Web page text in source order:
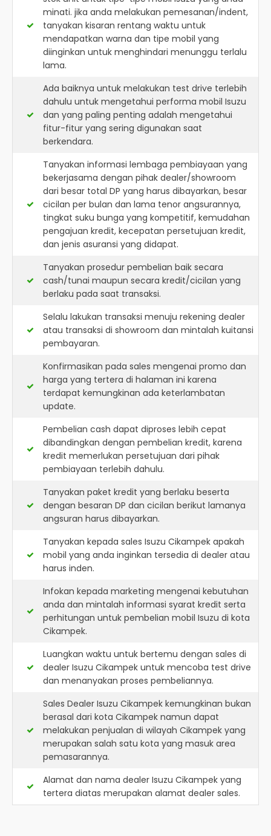
minati. jika anda melakukan pemesanan/indent,
tanyakan kisaran rentang waktu untuk
mendapatkan warna dan tipe mobil yang
diinginkan untuk menghindari menunggu terlalu
lama.
Ada baiknya untuk melakukan test drive terlebih
dahulu untuk mengetahui performa mobil Isuzu
dan yang paling penting adalah mengetahui
fitur-fitur yang sering digunakan saat
berkendara.
Tanyakan informasi lembaga pembiayaan yang
bekerjasama dengan pihak dealer/showroom
dari besar total DP yang harus dibayarkan, besar
cicilan per bulan dan lama tenor angsurannya,
tingkat suku bunga yang kompetitif, kemudahan
pengajuan kredit, kecepatan persetujuan kredit,
dan jenis asuransi yang didapat.
Tanyakan prosedur pembelian baik secara
cash/tunai maupun secara kredit/cicilan yang
berlaku pada saat transaksi.
Selalu lakukan transaksi menuju rekening dealer
atau transaksi di showroom dan mintalah kuitansi
pembayaran.
Konfirmasikan pada sales mengenai promo dan
harga yang tertera di halaman ini karena
terdapat kemungkinan ada keterlambatan
update.
Pembelian cash dapat diproses lebih cepat
dibandingkan dengan pembelian kredit, karena
kredit memerlukan persetujuan dari pihak
pembiayaan terlebih dahulu.
Tanyakan paket kredit yang berlaku beserta
dengan besaran DP dan cicilan berikut lamanya
angsuran harus dibayarkan.
Tanyakan kepada sales Isuzu Cikampek apakah
mobil yang anda inginkan tersedia di dealer atau
harus inden.
Infokan kepada marketing mengenai kebutuhan
anda dan mintalah informasi syarat kredit serta
perhitungan untuk pembelian mobil Isuzu di kota
Cikampek.
Luangkan waktu untuk bertemu dengan sales di
dealer Isuzu Cikampek untuk mencoba test drive
dan menanyakan proses pembeliannya.
Sales Dealer Isuzu Cikampek kemungkinan bukan
berasal dari kota Cikampek namun dapat
melakukan penjualan di wilayah Cikampek yang
merupakan salah satu kota yang masuk area
pemasarannya.
Alamat dan nama dealer Isuzu Cikampek yang
tertera diatas merupakan alamat dealer sales.